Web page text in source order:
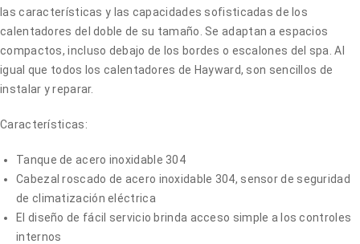
las características y las capacidades sofisticadas de los
calentadores del doble de su tamaño. Se adaptan a espacios
compactos, incluso debajo de los bordes o escalones del spa. Al
igual que todos los calentadores de Hayward, son sencillos de
instalar y reparar.
Características:
Tanque de acero inoxidable 304
Cabezal roscado de acero inoxidable 304, sensor de seguridad
de climatización eléctrica
El diseño de fácil servicio brinda acceso simple a los controles
internos